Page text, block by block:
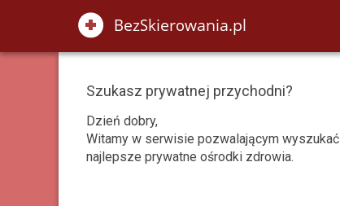
Szukasz prywatnej przychodni?
Dzień dobry,
Witamy w serwisie pozwalającym wyszukać
najlepsze prywatne ośrodki zdrowia.